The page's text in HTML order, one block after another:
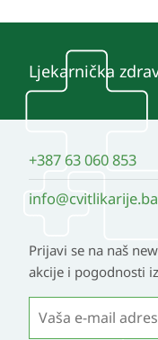
Ljekarnička
+387 63 060 853
info@cvitlikarije.ba
Prijavi se na naš
akcije i pogodnosti